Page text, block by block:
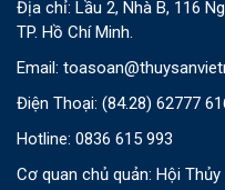
Địa chỉ: Lầu 2, Nhà B, 116
TP. Hồ Chí Minh.
Email:
Điện Thoại: (84.28) 62777
Hotline: 0836 615 993
Cơ quan chủ quản: Hội